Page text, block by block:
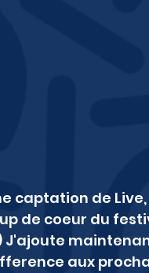
captation de
de coeur du
J'ajoute
aux